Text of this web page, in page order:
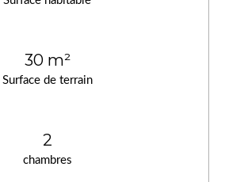
Surface de terrain
30 m²
chambres
2